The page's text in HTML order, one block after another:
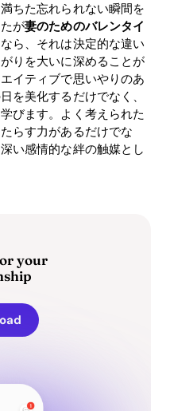
ちた忘れられない瞬間を
が妻のためのバレンタイ
ら、それは決定的な違い
りを大いに深めることが
イティブで思いやりのあ
を美化するだけでなく、
びます。よく考えられた
らす力があるだけでな
い感情的な絆の触媒とし
your